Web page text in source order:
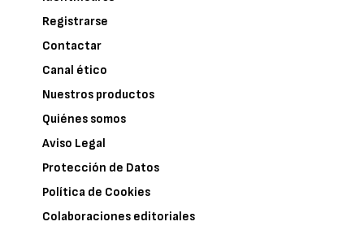
Registrarse
Contactar
Canal ético
Nuestros productos
Quiénes somos
Aviso Legal
Protección de Datos
Política de Cookies
Colaboraciones editoriales